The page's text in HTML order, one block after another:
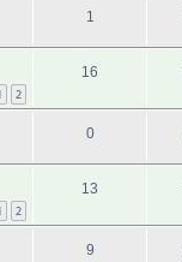
1
2
16
0
2
13
9